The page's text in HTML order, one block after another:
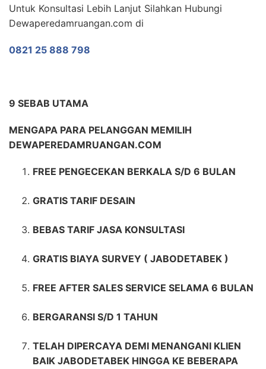
Untuk Konsultasi Lebih Lanjut Silahkan Hubungi
Dewaperedamruangan.com di
0821 25 888 798
9 SEBAB UTAMA
MENGAPA PARA PELANGGAN MEMILIH
DEWAPEREDAMRUANGAN.COM
FREE PENGECEKAN BERKALA S/D 6 BULAN
GRATIS TARIF DESAIN
BEBAS TARIF JASA KONSULTASI
GRATIS BIAYA SURVEY ( JABODETABEK )
FREE AFTER SALES SERVICE SELAMA 6 BULAN
BERGARANSI S/D 1 TAHUN
TELAH DIPERCAYA DEMI MENANGANI KLIEN
BAIK JABODETABEK HINGGA KE BEBERAPA